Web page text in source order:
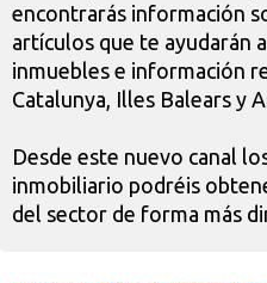
encontrarás información
artículos que te ayudarán
inmuebles e información
Catalunya, Illes Balears y
Desde este nuevo canal
inmobiliario podréis
del sector de forma más